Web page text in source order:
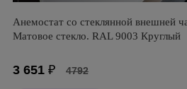
Анемостат со стеклянной внешней
Матовое стекло. RAL 9003 Круглый
3 651 ₽ 4792